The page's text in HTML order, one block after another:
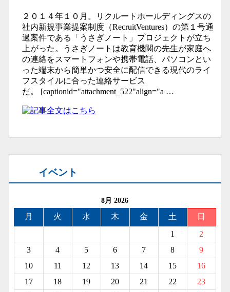
２０１４年１０月。リクルートホールディングスの
社内新規事業提案制度（RecruitVentures）の第１号通
過案件である「うさぎノート」プロジェクトが立ち
上がった。うさぎノートは教育機関の先生が家庭へ
の連絡をスマートフォンや携帯電話、パソコンとい
った端末から簡単かつ安全に配信できる現代のライ
フスタイルに合った連絡サービス
だ。 [captionid="attachment_522"align="a …
イベント
8月 2026
月 火 水 木 金 土
日
1
2
3
4 5 6 7 8
9
10
11 12 13 14 15
16
17
18 19 20 21 22
23